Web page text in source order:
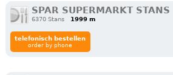
SPAR SUPERMARKT STANS
6370 Stans 1999 m
telefonisch bestellen
order by phone